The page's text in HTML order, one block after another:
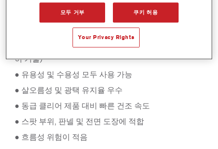
로 동급 투명 대비 빠른 건조와 손쉬운 작업성 및 뛰어난
광택을 자랑합니다. 또한 우수한 외관 및 살오름성을 제
● 스타 폴리머 테크놀로지 적용(엑솔타의 낮은 VOC 특
허 기술)
● 유용성 및 수용성 모두 사용 가능
● 살오름성 및 광택 유지율 우수
● 동급 클리어 제품 대비 빠른 건조 속도
● 스팟 부위, 판넬 및 전면 도장에 적합
● 흐름성 위험이 적음
모두 거부 쿠키 허용
Your Privacy Rights